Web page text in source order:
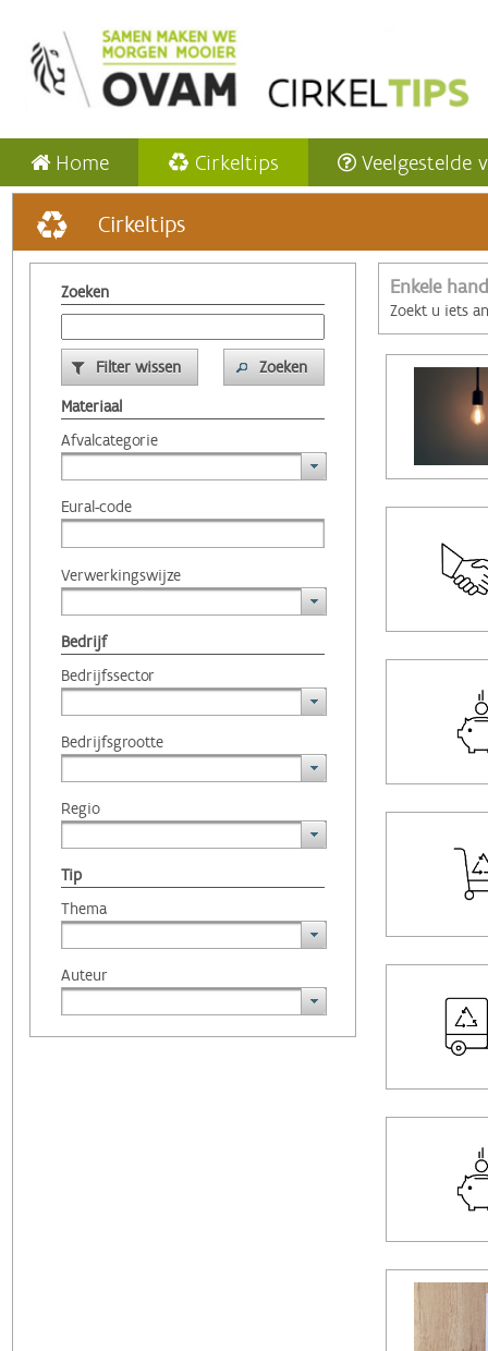
Home Cirkeltips Veelgestelde
Cirkeltips
Zoeken
Filter wissen
Zoeken
Materiaal
Afvalcategorie
Eural-code
Verwerkingswijze
Bedrijf
Bedrijfssector
Bedrijfsgrootte
Regio
Tip
Thema
Auteur
Enkele
Zoekt u iets